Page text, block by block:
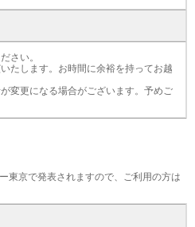
さい。
たします。お時間に余裕を持ってお越
変更になる場合がございます。予めご
東京で発表されますので、ご利用の方は